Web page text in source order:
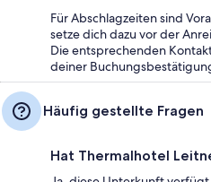
Für Abschlagzeiten sind
setze dich dazu vor der
Die entsprechenden
deiner
Häufig gestellte Fragen
Hat Thermalhotel